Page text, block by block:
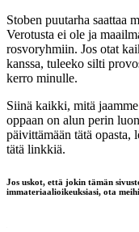
Stoben puutarha saattaa
Verotusta ei ole ja
rosvoryhmiin. Jos otat
kanssa, tuleeko silti
kerro minulle.
Siinä kaikki, mitä
oppaan on alun perin
päivittämään tätä opasta,
tätä linkkiä.
Jos uskot, että jokin tämän
immateriaalioikeuksiasi, ota